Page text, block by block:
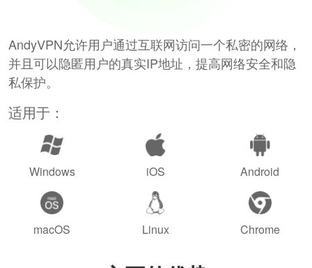
AndyVPN允许用户通过互联网访问一个私密的网络，
并且可以隐匿用户的真实IP地址，提高网络安全和隐
私保护。
适用于：
Windows iOS Android
macOS Linux Chrome